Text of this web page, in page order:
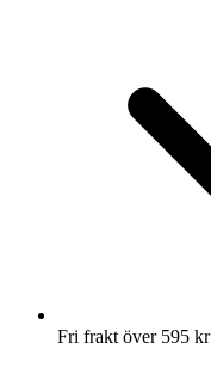
Fri frakt över 595 kr